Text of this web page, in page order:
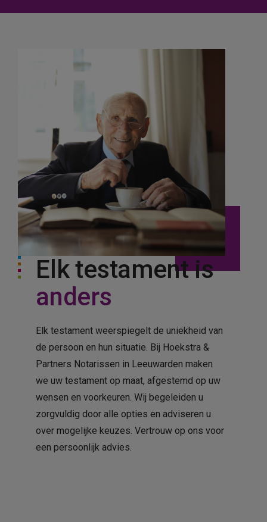
Elk testament is
anders
Elk testament weerspiegelt de uniekheid van
de persoon en hun situatie. Bij Hoekstra &
Partners Notarissen in Leeuwarden maken
we uw testament op maat, afgestemd op uw
wensen en voorkeuren. Wij begeleiden u
zorgvuldig door alle opties en adviseren u
over mogelijke keuzes. Vertrouw op ons voor
een persoonlijk advies.